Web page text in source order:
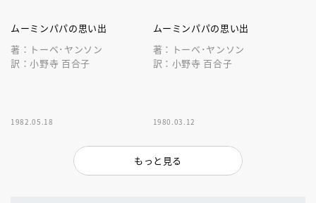
ムーミンパパの思い出
著：トーベ･ヤンソン
訳：小野寺 百合子
1982.05.18
ムーミンパパの思い出
著：トーベ･ヤンソン
訳：小野寺 百合子
1980.03.12
もっと見る